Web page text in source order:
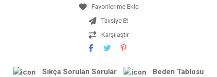
Tavsiye Et
Karşılaştır
Sıkça Sorulan Sorular Beden Tablosu